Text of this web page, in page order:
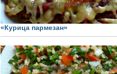
«Курица пармезан»